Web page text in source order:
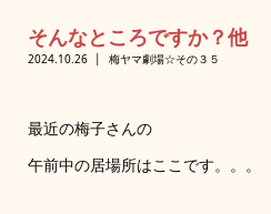
そんなところですか？他
2024.10.26 梅ヤマ劇場☆その３５
最近の梅子さんの
午前中の居場所はここです。。。